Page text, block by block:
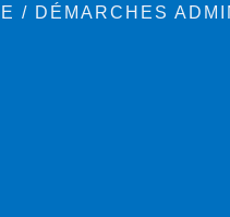
/ DÉMARCHES